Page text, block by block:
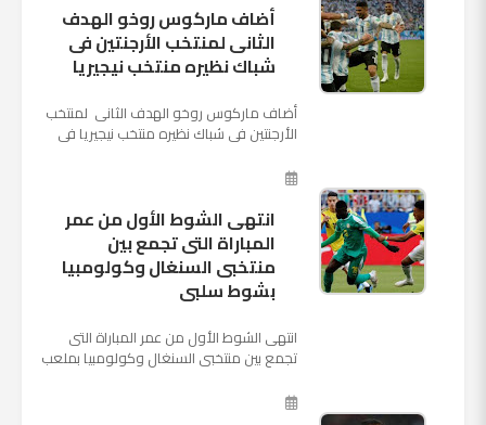
أضاف ماركوس روخو الهدف
الثانى لمنتخب الأرجنتين فى
شباك نظيره منتخب نيجيريا
أضاف ماركوس روخو الهدف الثانى لمنتخب
الأرجنتين فى شباك نظيره منتخب نيجيريا فى
"كريستوفسك...
انتهى الشوط الأول من عمر
المباراة التى تجمع بين
منتخبى السنغال وكولومبيا
بشوط سلبى
انتهى الشوط الأول من عمر المباراة التى
تجمع بين منتخبى السنغال وكولومبيا بملعب
الثالثة والأ...